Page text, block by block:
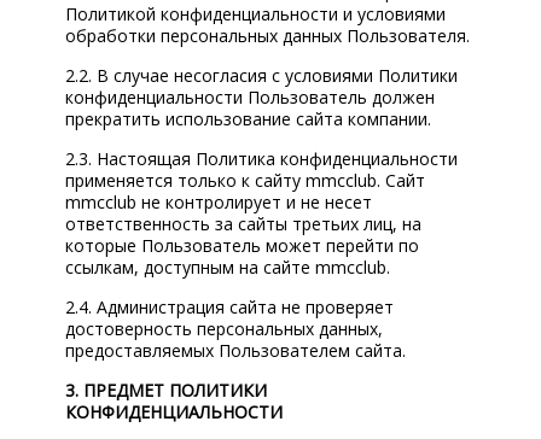
Политикой конфиденциальности и условиями
обработки персональных данных Пользователя.
2.2. В случае несогласия с условиями Политики
конфиденциальности Пользователь должен
прекратить использование сайта компании.
2.3. Настоящая Политика конфиденциальности
применяется только к сайту mmcclub. Сайт
mmcclub не контролирует и не несет
ответственность за сайты третьих лиц, на
которые Пользователь может перейти по
ссылкам, доступным на сайте mmcclub.
2.4. Администрация сайта не проверяет
достоверность персональных данных,
предоставляемых Пользователем сайта.
3. ПРЕДМЕТ ПОЛИТИКИ
КОНФИДЕНЦИАЛЬНОСТИ